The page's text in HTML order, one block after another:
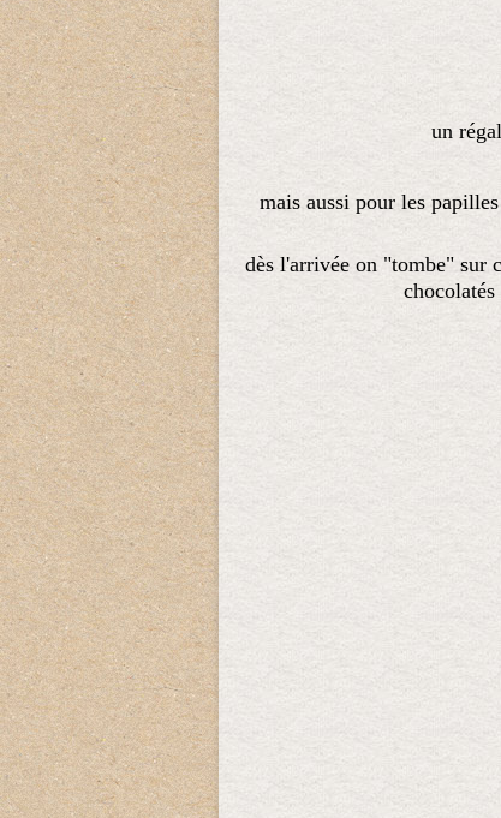
un
mais aussi pour les
dès l'arrivée on "tombe" sur